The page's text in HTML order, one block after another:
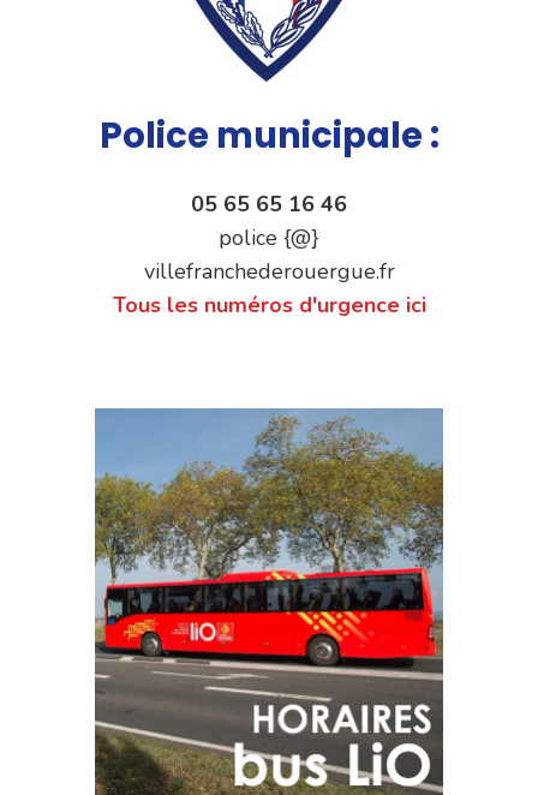
Police municipale :
05 65 65 16 46
police {@}
villefranchederouergue.fr
Tous les numéros d'urgence ici